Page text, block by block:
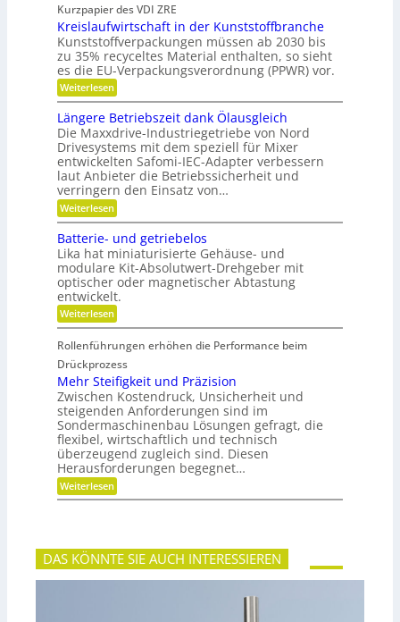
e
s
c
h
a
f
f
u
n
g
e
r
k
e
n
n
e
e
s
H
y
b
r
i
d
-
K
u
g
e
l
l
a
g
e
r
h
n
e
l
l
g
e
n
a
u
p
o
s
i
t
i
o
n
i
e
r
e
n
Kurzpapier des VDI ZRE
Kreislaufwirtschaft in der Kunststoffbranche
Kunststoffverpackungen müssen ab 2030 bis
zu 35% recyceltes Material enthalten, so sieht
es die EU-Verpackungsverordnung (PPWR) vor.
Weiterlesen:
K
r
e
i
s
l
a
u
f
w
i
r
t
s
c
h
a
f
t
n
d
e
r
K
u
n
s
t
s
t
o
f
a
n
Längere Betriebszeit dank Ölausgleich
Die Maxxdrive-Industriegetriebe von Nord
Drivesystems mit dem speziell für Mixer
entwickelten Safomi-IEC-Adapter verbessern
laut Anbieter die Betriebssicherheit und
verringern den Einsatz von…
Weiterlesen:
L
n
g
e
r
e
B
e
t
r
e
b
z
e
i
t
d
a
n
k
s
g
l
Batterie- und getriebelos
Lika hat miniaturisierte Gehäuse- und
modulare Kit-Absolutwert-Drehgeber mit
optischer oder magnetischer Abtastung
entwickelt.
Weiterlesen:
B
t
t
e
r
e
-
u
n
d
g
e
t
b
e
Rollenführungen erhöhen die Performance beim
Drückprozess
Mehr Steifigkeit und Präzision
Zwischen Kostendruck, Unsicherheit und
steigenden Anforderungen sind im
Sondermaschinenbau Lösungen gefragt, die
flexibel, wirtschaftlich und technisch
überzeugend zugleich sind. Diesen
Herausforderungen begegnet…
Weiterlesen:
M
S
t
e
i
DAS KÖNNTE SIE AUCH INTERESSIEREN